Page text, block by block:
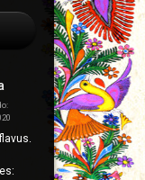
Juan A.